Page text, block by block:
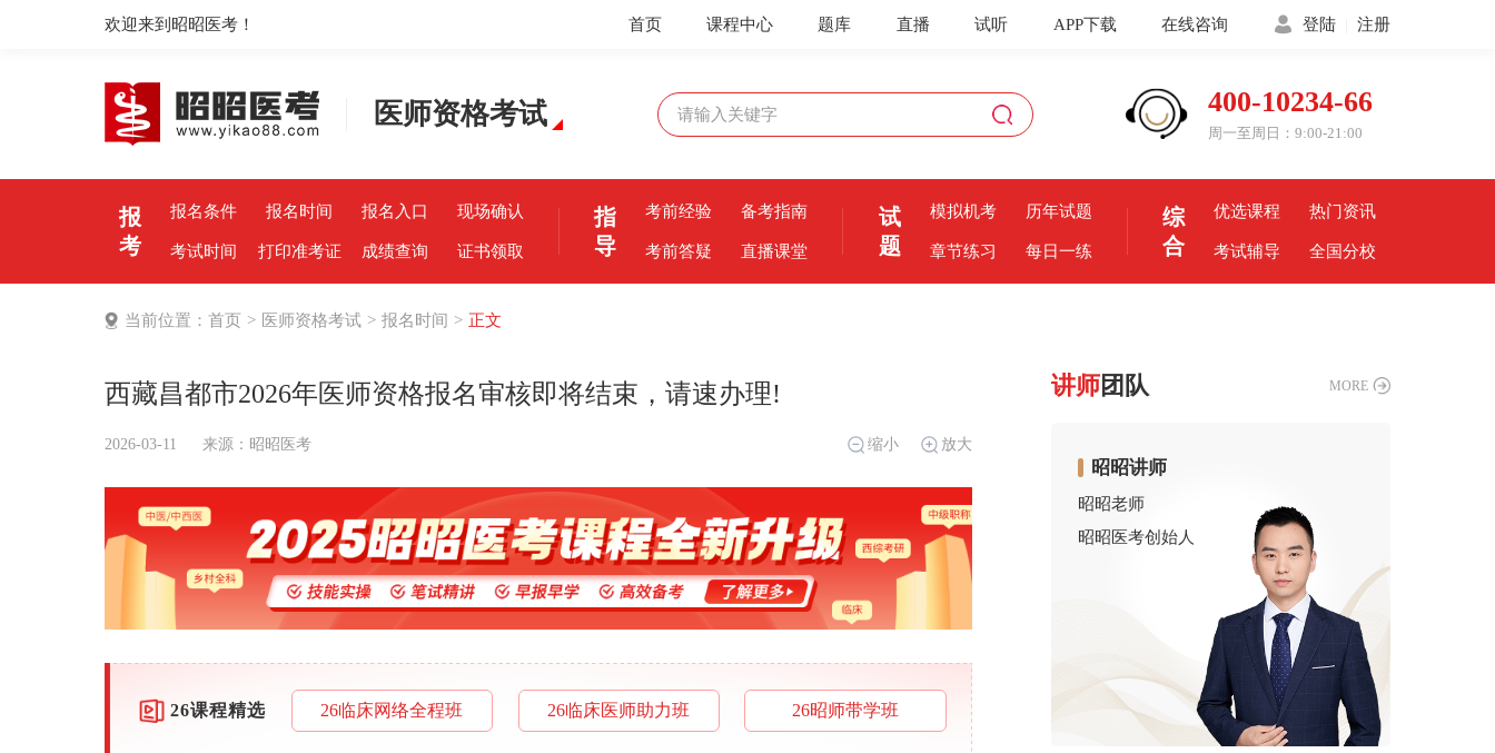
欢迎来到昭昭医考！ 注册
登陆
在线咨询
APP下载
试听
直播
题库
课程中心
首页
医师资格考试 400-10234-66
周一至周日：9:00-21:00
报
考
报名条件 报名时间 报名入口 现场确认
考试时间 打印准考证 成绩查询 证书领取
指
导
考前经验 备考指南
考前答疑 直播课堂
试
题
模拟机考 历年试题
章节练习 每日一练
综
合
优选课程 热门资讯
考试辅导 全国分校
当前位置： 首页 > 医师资格考试 > 报名时间 > 正文
西藏昌都市2026年医师资格报名审核即将结束，请速办理!
2026-03-11 来源： 昭昭医考 放大
缩小
26课程精选 26临床网络全程班 26临床医师助力班 26昭师带学班
讲师团队 MORE
昭昭讲师
昭昭老师
昭昭医考创始人